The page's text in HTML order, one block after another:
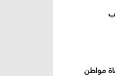
مواطن